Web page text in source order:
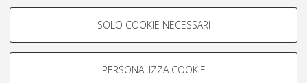
COOKIE DI PROFILAZIONE -
Si tratta di cookie utilizzati per analizzare le caratteristiche della
navigazione degli utenti, creare profili in base al loro comportamento
SOLO COOKIE NECESSARI
PERSONALIZZA COOKIE
Impostazioni Cookie
Informativa sulla privacy
Condizioni d’uso del sito